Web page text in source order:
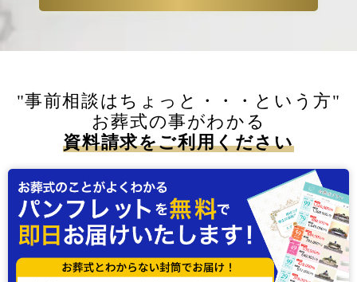
"事前相談はちょっと・・・という方"
お葬式の事がわかる
資料請求をご利用ください